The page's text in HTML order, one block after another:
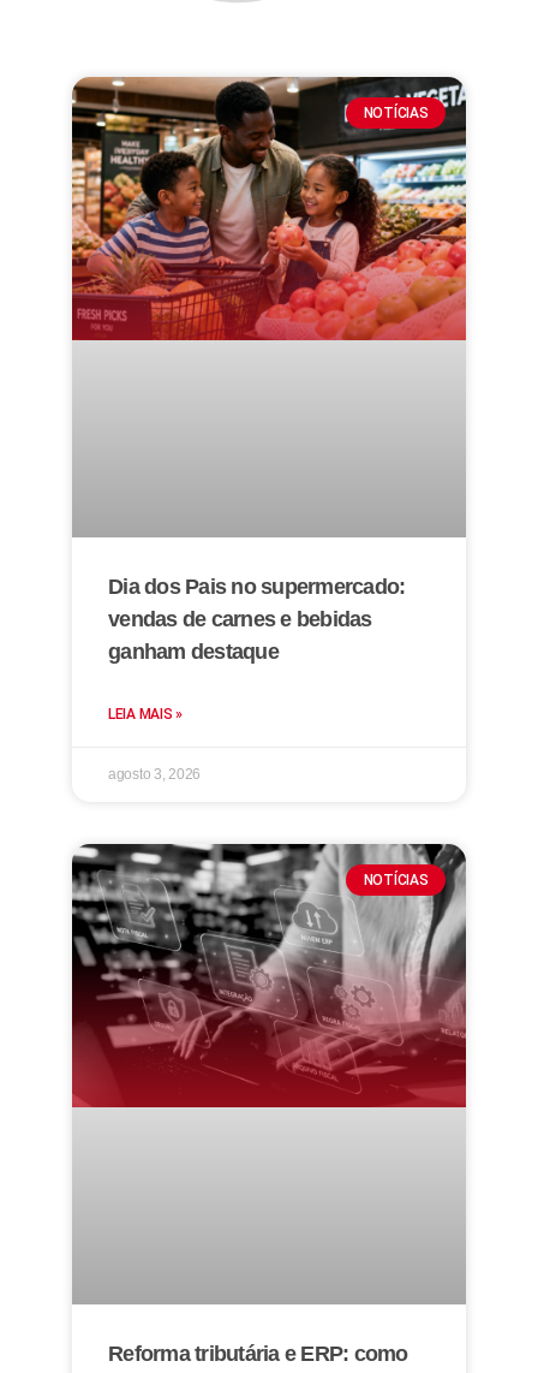
NOTÍCIAS
Dia dos Pais no supermercado:
vendas de carnes e bebidas
ganham destaque
LEIA MAIS »
agosto 3, 2026
NOTÍCIAS
Reforma tributária e ERP: como